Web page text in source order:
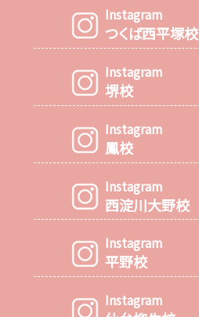
Instagram
つくば西平塚校
Instagram
堺校
Instagram
鳳校
Instagram
西淀川大野校
Instagram
平野校
Instagram